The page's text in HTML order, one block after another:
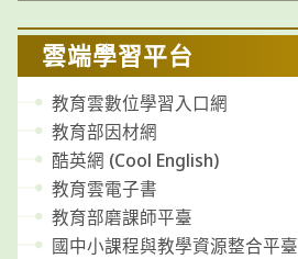
雲端學習平台
教育雲數位學習入口網
教育部因材網
酷英網 (Cool English)
教育雲電子書
教育部磨課師平臺
國中小課程與教學資源整合平臺